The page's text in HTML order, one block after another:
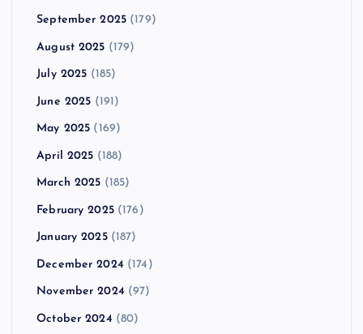
September 2025 (179)
August 2025 (179)
July 2025 (185)
June 2025 (191)
May 2025 (169)
April 2025 (188)
March 2025 (185)
February 2025(176)
January 2025(187)
December 2024 (174)
November 2024 (97)
October 2024 (80)